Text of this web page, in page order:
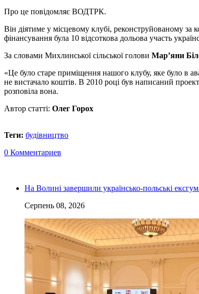
Про це повідомляє ВОДТРК.
Він діятиме у місцевому клубі, реконструйованому
фінансування була 10 відсоткова дольова участь
За словами Михлинської сільської голови Мар’яни
«Це було старе приміщення нашого клубу, яке було в
не вистачало коштів. В 2010 році був написаний
розповіла вона.
Автор статті: Олег Горох
Теги: будівництво
0 Комментариев
На Волині завершили українсько-польські
Серпень 08, 2026